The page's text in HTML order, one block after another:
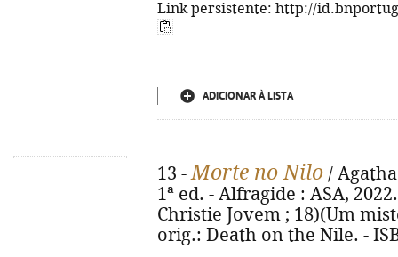
Link persistente: http://
ADICIONAR À LISTA
13 -Morte no Nilo /
1ª ed. - Alfragide : ASA,
Christie Jovem ; 18)(Um
orig.: Death on the Nile. -